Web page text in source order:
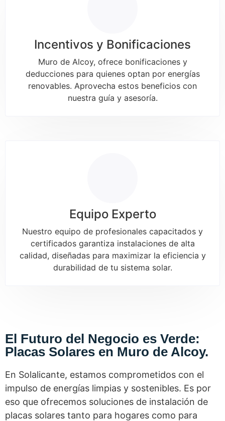
Incentivos y Bonificaciones
Muro de Alcoy, ofrece bonificaciones y
deducciones para quienes optan por energías
renovables. Aprovecha estos beneficios con
nuestra guía y asesoría.
Equipo Experto
Nuestro equipo de profesionales capacitados y
certificados garantiza instalaciones de alta
calidad, diseñadas para maximizar la eficiencia y
durabilidad de tu sistema solar.
El Futuro del Negocio es Verde:
Placas Solares en Muro de Alcoy.
En Solalicante, estamos comprometidos con el
impulso de energías limpias y sostenibles. Es por
eso que ofrecemos soluciones de instalación de
placas solares tanto para hogares como para